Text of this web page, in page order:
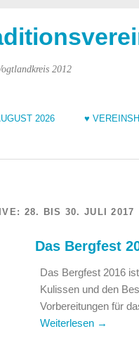
2026 ♥
2012
28. BIS 30. JULI 2017
Das Bergfest
Das Bergfest 2016
Kulissen und den
Vorbereitungen für
Weiterlesen →